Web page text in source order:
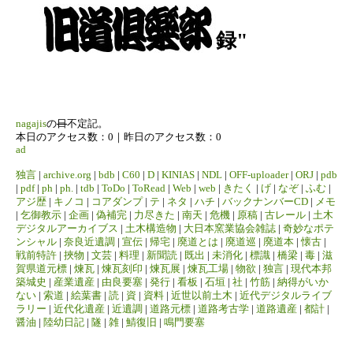
録"
nagajisの日不定記。
本日のアクセス数：0｜昨日のアクセス数：0
ad
独言 | archive.org | bdb | C60 | D | KINIAS | NDL | OFF-uploader| ORJ | pdb
| pdf| ph | ph. | tdb | ToDo | ToRead | Web | web | きたく | げ | なぞ| ふむ |
アジ歴 | キノコ | コアダンプ| テ | ネタ | ハチ | バックナンバーCD | メモ
| 乞御教示 | 企画 | 偽補完 | 力尽きた | 南天 | 危機 | 原稿 | 古レール | 土木
デジタルアーカイブス | 土木構造物 | 大日本窯業協会雑誌 | 奇妙なポテ
ンシャル | 奈良近遺調 | 宣伝 | 帰宅 | 廃道とは | 廃道巡 | 廃道本 |懐古 |
戦前特許 | 挾物 | 文芸 | 料理 | 新聞読 | 既出 | 未消化 | 標識 | 橋梁 | 毒 | 滋
賀県道元標 | 煉瓦 | 煉瓦刻印 | 煉瓦展 | 煉瓦工場 | 物欲 | 独言 | 現代本邦
築城史 | 産業遺産 | 由良要塞 | 発行 | 看板 | 石垣 | 社 | 竹筋 | 納得がいか
ない | 索道 | 絵葉書 | 読 | 資 | 資料 | 近世以前土木 | 近代デジタルライブ
ラリー | 近代化遺産 | 近遺調 | 道路元標 | 道路考古学 | 道路遺産 | 都計 |
醤油 | 陸幼日記 | 隧 | 雑 | 鯖復旧 | 鳴門要塞